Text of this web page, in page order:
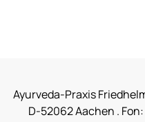
Ayurveda-Praxis
D-52062 Aachen .